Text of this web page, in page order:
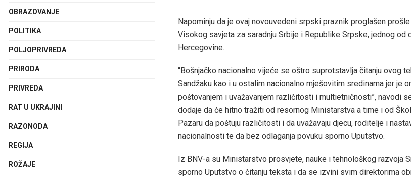
Napominju da je ovaj novouvedeni srpski praznik proglašen
Visokog savjeta za saradnju Srbije i Republike Srpske, jednog od
Hercegovine.
“Bošnjačko nacionalno vijeće se oštro suprotstavlja čitanju ovog
Sandžaku kao i u ostalim nacionalno mješovitim sredinama jer je
poštovanjem i uvažavanjem različitosti i multietničnosti”, navodi
dodaje da će hitno tražiti od resornog Ministarstva a time i od
Pazaru da poštuju različitosti i da uvažavaju djecu, roditelje i
nacionalnosti te da bez odlaganja povuku sporno Uputstvo.
Iz BNV-a su Ministarstvo prosvjete, nauke i tehnološkog razvoja
sporno Uputstvo o čitanju teksta i da se izvini svim direktorima
OBRAZOVANJE
POLITIKA
POLJOPRIVREDA
PRIRODA
PRIVREDA
RAT U UKRAJINI
RAZONODA
REGIJA
ROŽAJE